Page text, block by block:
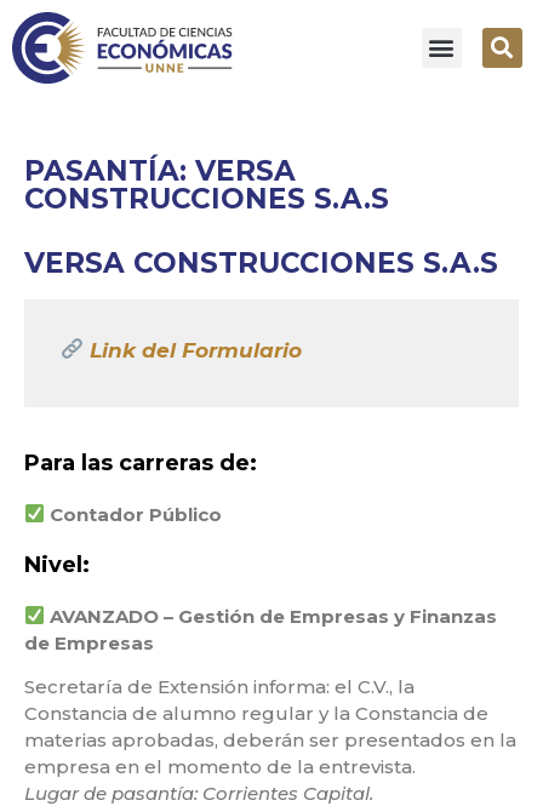
PASANTÍA: VERSA
CONSTRUCCIONES S.A.S
VERSA CONSTRUCCIONES S.A.S
Link del Formulario
Para las carreras de:
Contador Público
Nivel:
AVANZADO – Gestión de Empresas y Finanzas
de Empresas
Secretaría de Extensión informa: el C.V., la
Constancia de alumno regular y la Constancia de
materias aprobadas, deberán ser presentados en la
empresa en el momento de la entrevista.
Lugar de pasantía: Corrientes Capital.